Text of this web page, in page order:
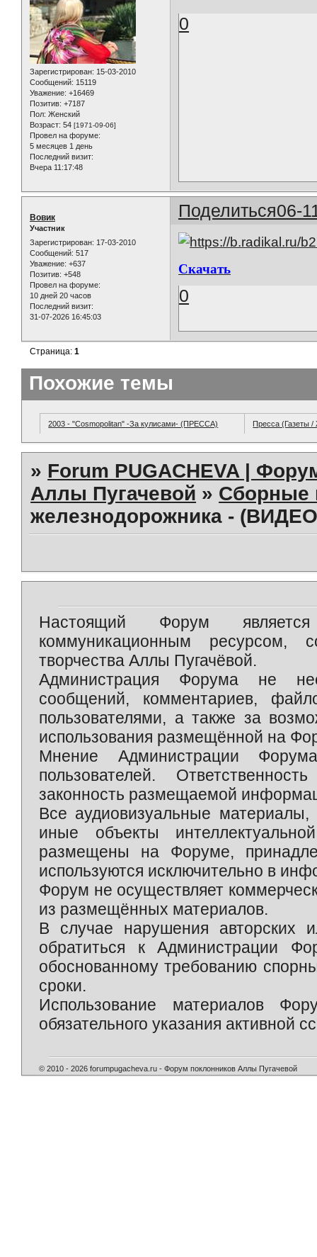
Зарегистрирован: 15-03-2010
Сообщений: 15119
Уважение: +16469
Позитив: +7187
Пол: Женский
Возраст: 54 [1971-09-06]
Провел на форуме:
5 месяцев 1 день
Последний визит:
Вчера 11:17:48
0
Поделиться06-
Вовик
Участник
Зарегистрирован: 17-03-2010
Сообщений: 517
Уважение: +637
Позитив: +548
Провел на форуме:
10 дней 20 часов
Последний визит:
31-07-2026 16:45:03
Скачать
0
Страница:1
Похожие темы
2003 - "Cosmopolitan" -За кулисами- (ПРЕССА) Пресса (Газеты
» Forum PUGACHEVA |
Аллы Пугачевой » Сборные
железнодорожника -
Настоящий Форум является
коммуникационным ресурсом,
творчества Аллы Пугачёвой.
Администрация Форума не
сообщений, комментариев,
пользователями, а также за
использования размещённой на
Мнение Администрации
пользователей.
законность размещаемой
Все аудиовизуальные
иные объекты
размещены на Форуме,
используются исключительно в
Форум не осуществляет
из размещённых материалов.
В случае нарушения авторских
обратиться к Администрации
обоснованному требованию
сроки.
Использование материалов
обязательного указания активной
© 2010 - 2026 forumpugacheva.ru - Форум поклонников Аллы Пугачевой